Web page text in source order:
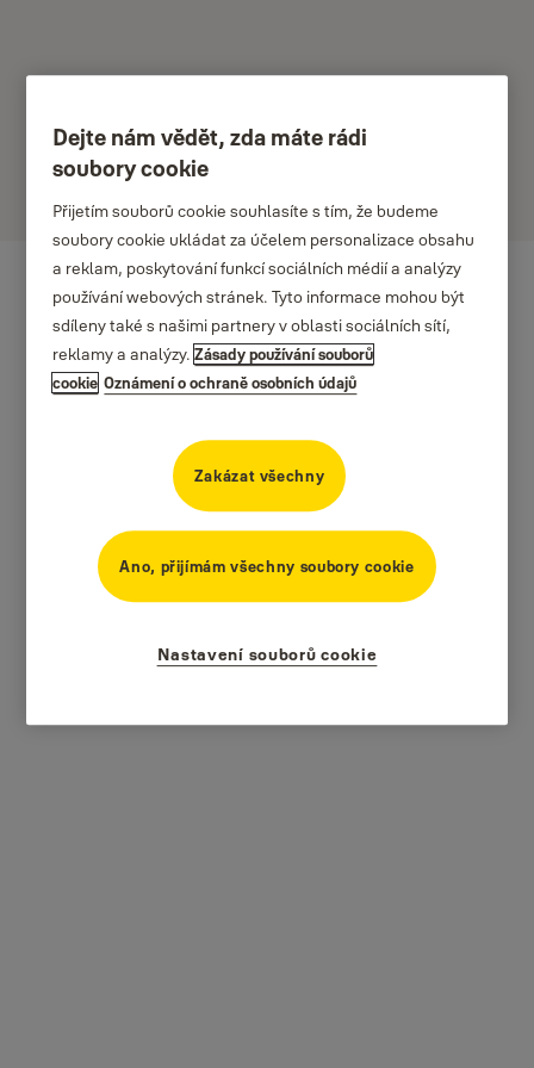
Dale
Dejte nám vědět, zda máte rádi
soubory cookie
Přijetím souborů cookie souhlasíte s tím, že budeme
soubory cookie ukládat za účelem personalizace obsahu
a reklam, poskytování funkcí sociálních médií a analýzy
používání webových stránek. Tyto informace mohou být
sdíleny také s našimi partnery v oblasti sociálních sítí,
reklamy a analýzy.Zásady používání souborů
cookie Oznámení o ochraně osobních údajů
Zakázat všechny
Ano, přijímám všechny soubory cookie
Nastavení souborů cookie